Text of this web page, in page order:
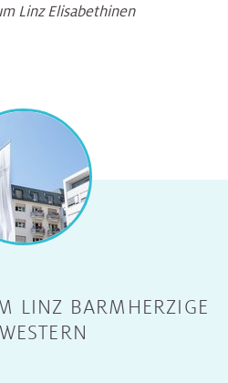
Linz Elisabethinen
LINZ BARMHERZIGE